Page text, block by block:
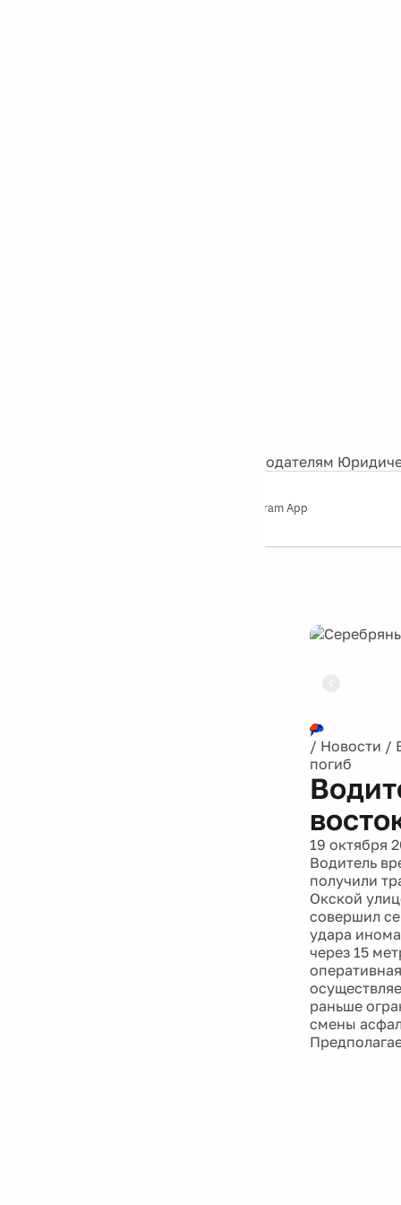
Рекламодателям
Telegram App
/ Новости /
погиб
19 октября
Водитель
получили
Окской
совершил
удара
через 15
раньше
смены